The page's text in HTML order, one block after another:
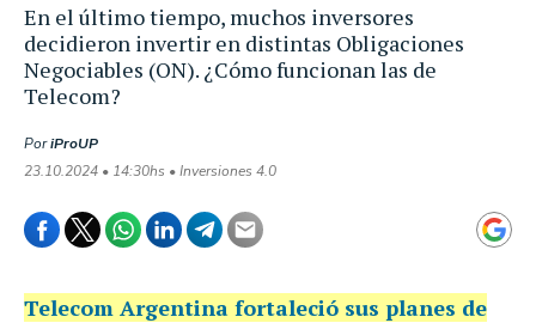
En el último tiempo, muchos inversores
decidieron invertir en distintas Obligaciones
Negociables (ON). ¿Cómo funcionan las de
Telecom?
PoriProUP
23.10.2024 • 14:30hs • Inversiones 4.0
Telecom Argentina fortaleció sus planes de